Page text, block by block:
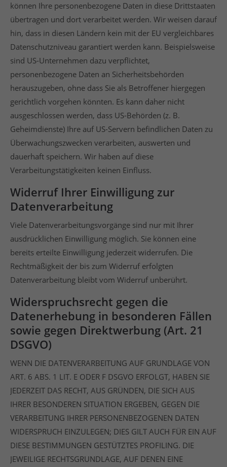
können Ihre personenbezogene Daten in diese Drittstaaten
übertragen und dort verarbeitet werden. Wir weisen darauf
hin, dass in diesen Ländern kein mit der EU vergleichbares
Datenschutzniveau garantiert werden kann. Beispielsweise
sind US-Unternehmen dazu verpflichtet,
personenbezogene Daten an Sicherheitsbehörden
herauszugeben, ohne dass Sie als Betroffener hiergegen
gerichtlich vorgehen könnten. Es kann daher nicht
ausgeschlossen werden, dass US-Behörden (z. B.
Geheimdienste) Ihre auf US-Servern befindlichen Daten zu
Überwachungszwecken verarbeiten, auswerten und
dauerhaft speichern. Wir haben auf diese
Verarbeitungstätigkeiten keinen Einfluss.
Widerruf Ihrer Einwilligung zur
Datenverarbeitung
Viele Datenverarbeitungsvorgänge sind nur mit Ihrer
ausdrücklichen Einwilligung möglich. Sie können eine
bereits erteilte Einwilligung jederzeit widerrufen. Die
Rechtmäßigkeit der bis zum Widerruf erfolgten
Datenverarbeitung bleibt vom Widerruf unberührt.
Widerspruchsrecht gegen die
Datenerhebung in besonderen Fällen
sowie gegen Direktwerbung (Art. 21
DSGVO)
WENN DIE DATENVERARBEITUNG AUF GRUNDLAGE VON
ART. 6 ABS. 1 LIT. E ODER F DSGVO ERFOLGT, HABEN SIE
JEDERZEIT DAS RECHT, AUS GRÜNDEN, DIE SICH AUS
IHRER BESONDEREN SITUATION ERGEBEN, GEGEN DIE
VERARBEITUNG IHRER PERSONENBEZOGENEN DATEN
WIDERSPRUCH EINZULEGEN; DIES GILT AUCH FÜR EIN AUF
DIESE BESTIMMUNGEN GESTÜTZTES PROFILING. DIE
JEWEILIGE RECHTSGRUNDLAGE, AUF DENEN EINE